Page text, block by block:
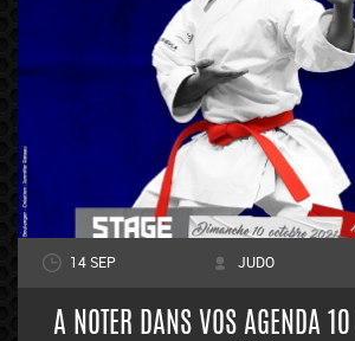
14 SEP JUDO
A NOTER DANS VOS AGENDA 10